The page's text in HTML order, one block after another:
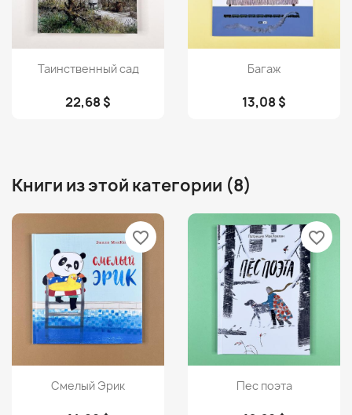
Просмотр
Таинственный сад
22,68 $
Просмотр
Багаж
13,08 $
Книги из этой категории (8)
Просмотр
Смелый Эрик
favorite_border
Просмотр
Пес поэта
favorite_border